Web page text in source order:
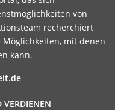
von
recherchiert
mit denen
kann.
VERDIENEN